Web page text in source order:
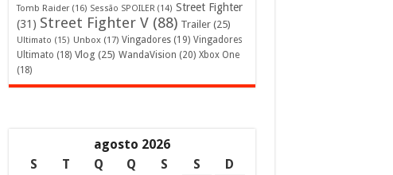
Tomb Raider(16) Sessão SPOILER(14) Street Fighter
(31) Street Fighter V(88) Trailer(25)
Ultimato (15) Unbox(17) Vingadores(19) Vingadores
Ultimato (18) Vlog (25) WandaVision (20) Xbox One
(18)
agosto 2026
S
T Q Q S S
D